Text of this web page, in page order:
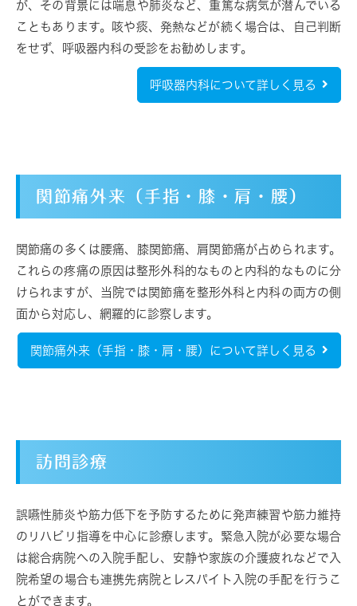
が、その背景には喘息や肺炎など、重篤な病気が潜んでいる
こともあります。咳や痰、発熱などが続く場合は、自己判断
をせず、呼吸器内科の受診をお勧めします。
呼吸器内科について詳しく見る
関節痛外来（手指・膝・肩・腰）
関節痛の多くは腰痛、膝関節痛、肩関節痛が占められます。
これらの疼痛の原因は整形外科的なものと内科的なものに分
けられますが、当院では関節痛を整形外科と内科の両方の側
面から対応し、網羅的に診察します。
関節痛外来（手指・膝・肩・腰）について詳しく見る
訪問診療
誤嚥性肺炎や筋力低下を予防するために発声練習や筋力維持
のリハビリ指導を中心に診療します。緊急入院が必要な場合
は総合病院への入院手配し、安静や家族の介護疲れなどで入
院希望の場合も連携先病院とレスパイト入院の手配を行うこ
とができます。